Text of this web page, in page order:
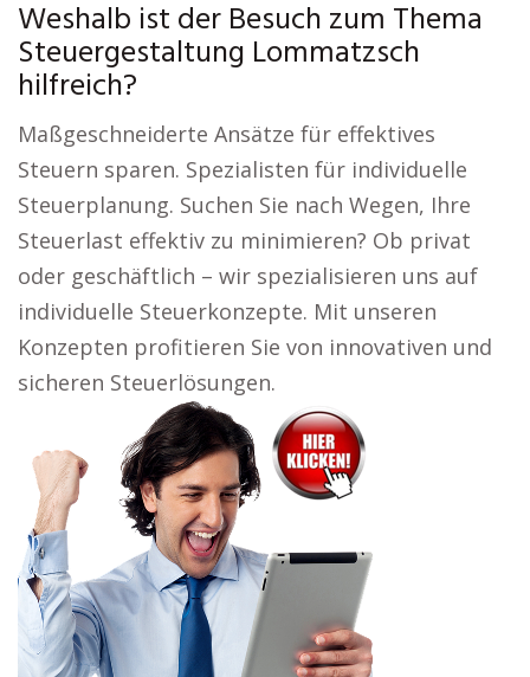
Weshalb ist der Besuch zum Thema
Steuergestaltung Lommatzsch
hilfreich?
Maßgeschneiderte Ansätze für effektives
Steuern sparen. Spezialisten für individuelle
Steuerplanung. Suchen Sie nach Wegen, Ihre
Steuerlast effektiv zu minimieren? Ob privat
oder geschäftlich – wir spezialisieren uns auf
individuelle Steuerkonzepte. Mit unseren
Konzepten profitieren Sie von innovativen und
sicheren Steuerlösungen.